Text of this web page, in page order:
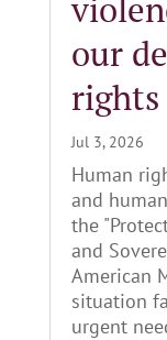
our
rights
Jul 3, 2026
Human
and
the
and
American
situation
urgent